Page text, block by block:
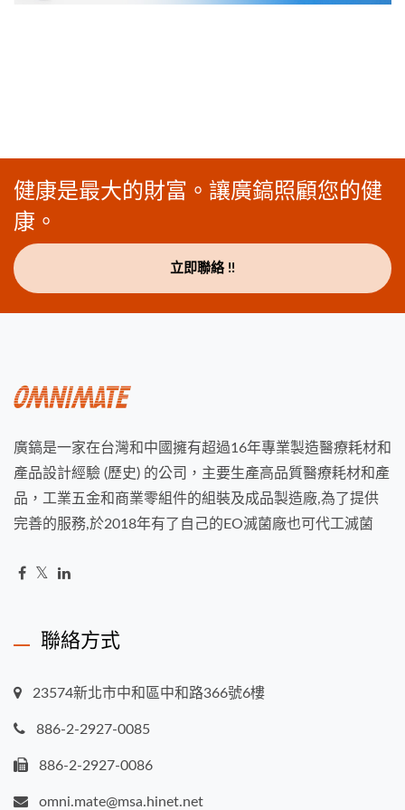
健康是最大的財富。讓廣鎬照顧您的健
康。
立即聯絡 !!
廣鎬是一家在台灣和中國擁有超過16年專業製造醫療耗材和
產品設計經驗 (歷史) 的公司，主要生產高品質醫療耗材和產
品，工業五金和商業零組件的組裝及成品製造廠,為了提供
完善的服務,於2018年有了自己的EO滅菌廠也可代工滅菌
聯絡方式
23574新北市中和區中和路366號6樓
886-2-2927-0085
886-2-2927-0086
omni.mate@msa.hinet.net